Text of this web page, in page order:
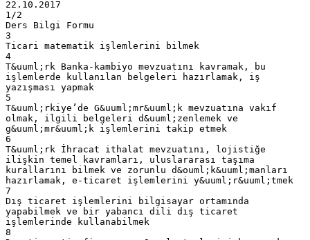
22.10.2017
1/2
Ders Bilgi Formu
3
Ticari matematik işlemlerini bilmek
4
T&uuml;rk Banka-kambiyo mevzuatını kavramak, bu
işlemlerde kullanılan belgeleri hazırlamak, iş
yazışması yapmak
5
T&uuml;rkiye’de G&uuml;mr&uuml;k mevzuatına vakıf
olmak, ilgili belgeleri d&uuml;zenlemek ve
g&uuml;mr&uuml;k işlemlerini takip etmek
6
T&uuml;rk İhracat ithalat mevzuatını, lojistiğe
ilişkin temel kavramları, uluslararası taşıma
kurallarını bilmek ve zorunlu d&ouml;k&uuml;manları
hazırlamak, e-ticaret işlemlerini y&uuml;r&uuml;tmek
7
Dış ticaret işlemlerini bilgisayar ortamında
yapabilmek ve bir yabancı dili dış ticaret
işlemlerinde kullanabilmek
8